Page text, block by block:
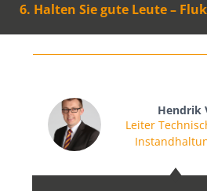
6. Halten Sie gute Leute –
Hendrik
Leiter